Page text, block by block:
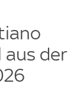
aus der